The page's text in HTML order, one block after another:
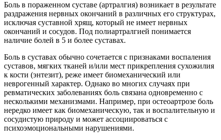
Боль в пораженном суставе (артралгия) возникает в результате
раздражения нервных окончаний в различных его структурах,
исключая суставной хрящ, который не имеет нервных
окончаний и сосудов. Под полиартралгией понимается
наличие болей в 5 и более суставах.
Боль в суставах обычно сочетается с признаками воспаления
суставов, мягких тканей и/или мест прикрепления сухожилия
к кости (энтезит), реже имеет биомеханический или
неврогенный характер. Однако во многих случаях при
ревматических заболеваниях боль связана одновременно с
несколькими механизмами. Например, при остеоартрозе боль
нередко имеет как биомеханическую, так и воспалительную и
сосудистую природу и может ассоциироваться с
психоэмоциональными нарушениями.